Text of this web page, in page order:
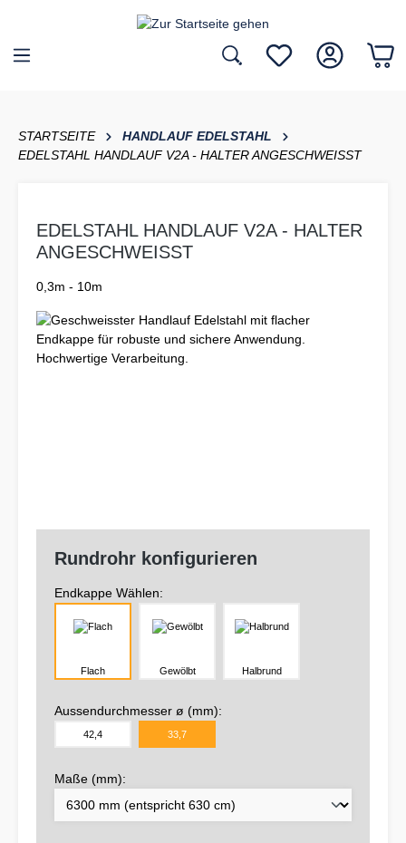
STARTSEITE
HANDLAUF EDELSTAHL
EDELSTAHL HANDLAUF V2A - HALTER ANGESCHWEISST
EDELSTAHL HANDLAUF V2A - HALTER
ANGESCHWEISST
0,3m - 10m
Rundrohr konfigurieren
Endkappe Wählen:
Flach Gewölbt Halbrund
Aussendurchmesser ø (mm):
42,4 33,7
Maße (mm):